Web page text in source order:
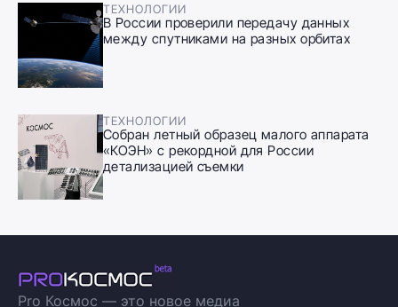
ТЕХНОЛОГИИ
В России проверили передачу данных
между спутниками на разных орбитах
ТЕХНОЛОГИИ
Собран летный образец малого аппарата
«КОЭН» с рекордной для России
детализацией съемки
Pro Космос — это новое медиа